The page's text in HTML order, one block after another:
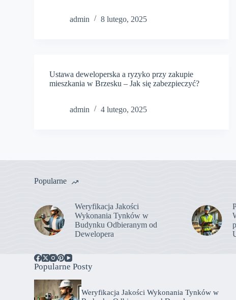
admin 8 lutego, 2025
Ustawa deweloperska a ryzyko przy zakupie
mieszkania w Brzesku – Jak się zabezpieczyć?
admin 4 lutego, 2025
Popularne
Weryfikacja Jakości
Wykonania Tynków w
Budynku Odbieranym od
Dewelopera
Popularne Posty
Weryfikacja Jakości Wykonania Tynków w